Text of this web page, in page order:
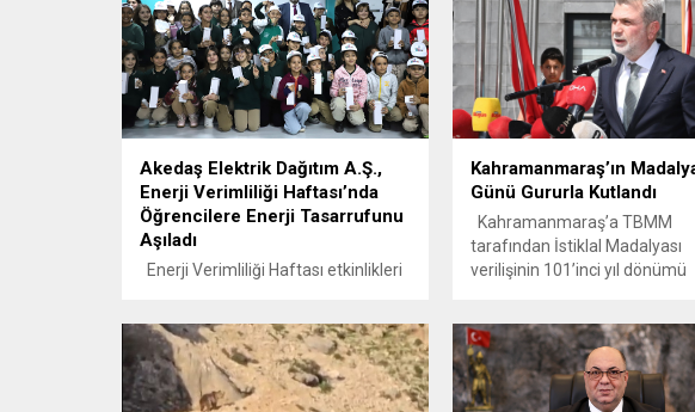
Akedaş Elektrik Dağıtım A.Ş.,
Enerji Verimliliği Haftası’nda
Öğrencilere Enerji Tasarrufunu
Aşıladı
Enerji Verimliliği Haftası etkinlikleri
düzenlediği enerji verimliliği festivali
ile öğrencilere enerji tasarrufu
bilinci kazandırdı. Akedaş Elektrik
Kahramanmaraş’ın
Günü Gururla Kutlandı
Kahramanmaraş’a TBMM
tarafından İstiklal Madalyası
verilişinin 101’inci yıl dönümü
sadece bir şehrin kurtuluşunu
bir milletin yeniden dirilişini
simgelemektedir. İmanla,